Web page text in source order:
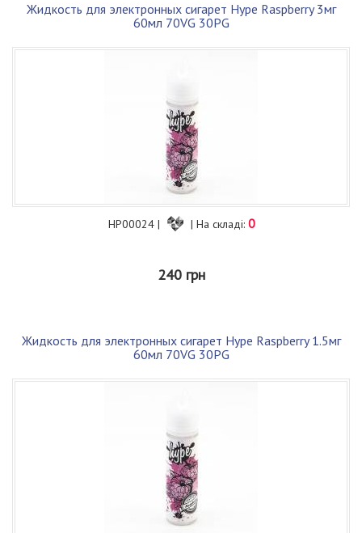
Жидкость для электронных сигарет Hype Raspberry 3мг
60мл 70VG 30PG
HP00024 | | На складі: 0
240 грн
Жидкость для электронных сигарет Hype Raspberry 1.5мг
60мл 70VG 30PG